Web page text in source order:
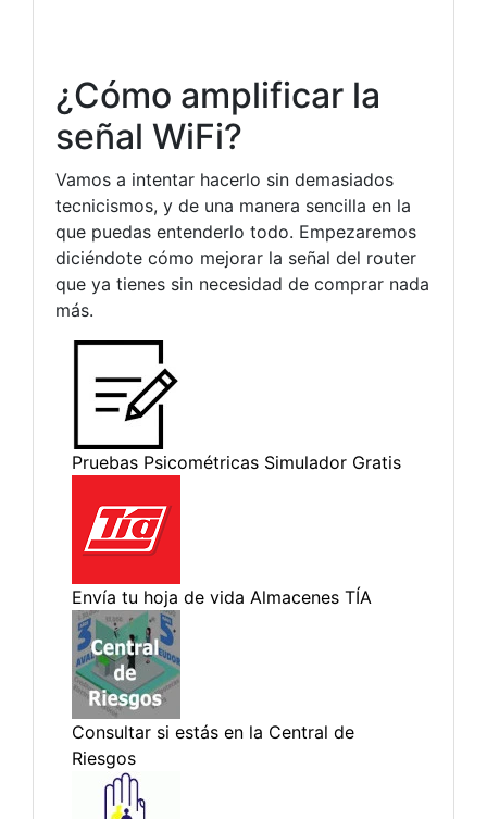
¿Cómo amplificar la
señal WiFi?
Vamos a intentar hacerlo sin demasiados
tecnicismos, y de una manera sencilla en la
que puedas entenderlo todo. Empezaremos
diciéndote cómo mejorar la señal del router
que ya tienes sin necesidad de comprar nada
más.